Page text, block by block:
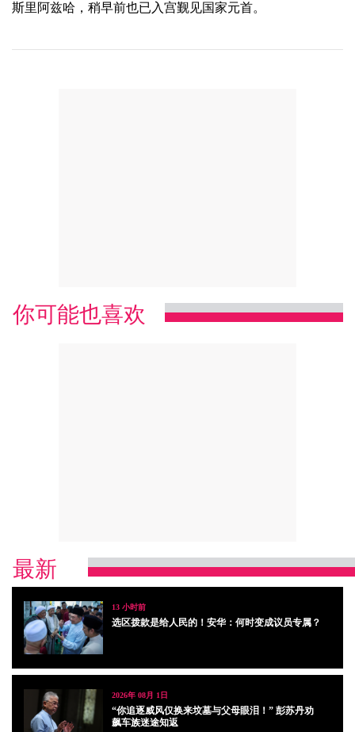
斯里阿兹哈，稍早前也已入宫觐见国家元首。
你可能也喜欢
最新
13 小时前
选区拨款是给人民的！安华：何时变成议员专属？
2026年 08月 1日
“你追逐威风仅换来坟墓与父母眼泪！” 彭苏丹劝
飙车族迷途知返